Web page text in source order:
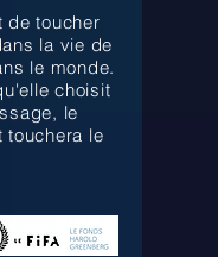
de toucher
la vie de
le monde.
choisit
le
touchera le